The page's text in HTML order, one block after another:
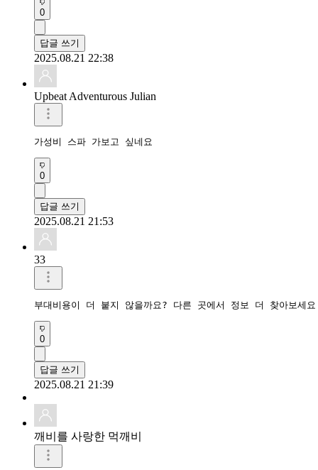
0
답글 쓰기
2025.08.21 22:38
Upbeat Adventurous Julian
가성비 스파 가보고 싶네요
0
답글 쓰기
2025.08.21 21:53
33
부대비용이 더 붙지 않을까요? 다른 곳에서 정보 더 찾아보세요
0
답글 쓰기
2025.08.21 21:39
깨비를 사랑한 먹깨비